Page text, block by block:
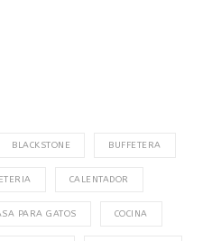
BLACKSTONE BUFFETERA
CALENTADOR
PARA GATOS COCINA